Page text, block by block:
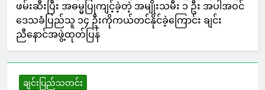
ဖမ်းဆီးပြီး အဓမ္မပြုကျင့်ခဲ့တဲ့ အမျိုးသမီး ၁ ဦး အပါအဝင်
ဒေသခံပြည်သူ ၁၄ ဦးကိုကယ်တင်နိုင်ခဲ့ကြောင်း ချင်း
ညီနောင်အဖွဲ့ထုတ်ပြန်
ချင်းပြည်သတင်း